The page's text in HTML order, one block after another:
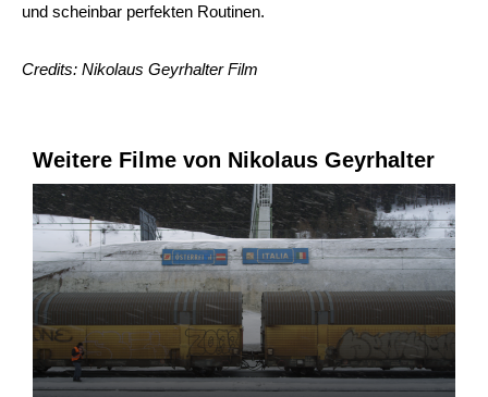
und scheinbar perfekten Routinen.
Credits: Nikolaus Geyrhalter Film
Weitere Filme von Nikolaus Geyrhalter